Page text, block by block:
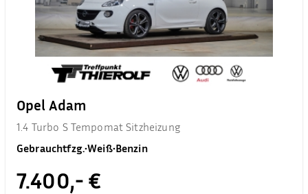
Opel Adam
1.4 Turbo S Tempomat Sitzheizung
Gebrauchtfzg.•Weiß•Benzin
7.400,- €